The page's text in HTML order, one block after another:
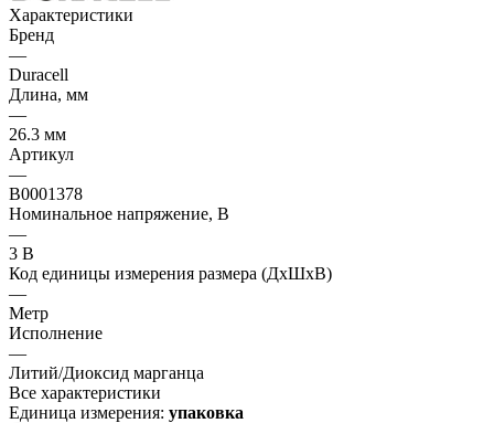
Характеристики
Бренд
—
Duracell
Длина, мм
—
26.3 мм
Артикул
—
B0001378
Номинальное напряжение, В
—
3 В
Код единицы измерения размера (ДхШхВ)
—
Метр
Исполнение
—
Литий/Диоксид марганца
Все характеристики
Единица измерения: упаковка